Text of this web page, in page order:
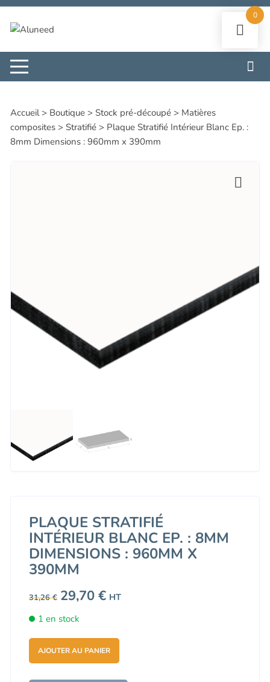
Aller
contenu
Accueil> Boutique >Stock pré-découpé > Matières
composites >Stratifié > Plaque Stratifié Intérieur Blanc Ep. :
8mm Dimensions : 960mm x 390mm
PLAQUE STRATIFIÉ
INTÉRIEUR BLANC EP. : 8MM
DIMENSIONS : 960MM X
390MM
31,26€ Le
prix
était :
29,70€Le
prix
HT
1 en stock
AJOUTER AU PANIER
0